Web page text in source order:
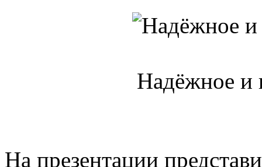
Надёжное и
На презентации